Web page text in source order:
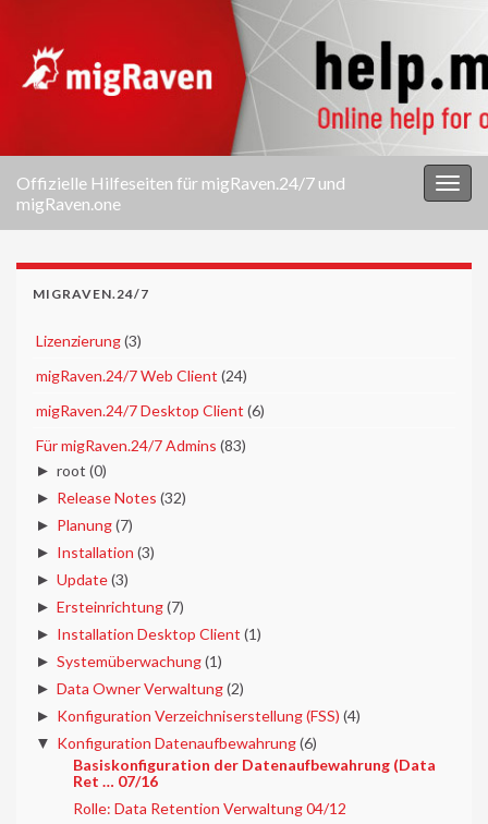
Offizielle Hilfeseiten für migRaven.24/7 und
migRaven.one
MIGRAVEN.24/7
Lizenzierung(3)
migRaven.24/7 Web Client (24)
migRaven.24/7 Desktop Client (6)
Für migRaven.24/7 Admins (83)
► root (0)
► Release Notes (32)
► Planung(7)
► Installation (3)
► Update(3)
► Ersteinrichtung(7)
► Installation Desktop Client (1)
► Systemüberwachung(1)
► Data Owner Verwaltung(2)
► Konfiguration Verzeichniserstellung (FSS) (4)
▼ Konfiguration Datenaufbewahrung(6)
Basiskonfiguration der Datenaufbewahrung (Data
Ret … 07/16
Rolle: Data Retention Verwaltung 04/12